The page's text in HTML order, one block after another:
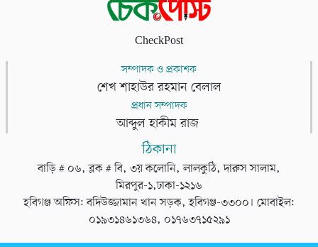
CheckPost
সম্পাদক ও প্রকাশক
শেখ শাহাউর রহমান বেলাল
প্রধান সম্পাদক
আব্দুল হাকীম রাজ
ঠিকানা
বাড়ি # ০৬, ব্লক # বি, ৩য় কলোনি, লালকুঠি, দারুস সালাম,
মিরপুর-১,ঢাকা-১২১৬
হবিগঞ্জ অফিস: বদিউজ্জামান খান সড়ক, হবিগঞ্জ-৩৩০০। মোবাইল:
০১৯৩১৪৬১৩৬৪, ০১৭৬৩৭১৫২৯১